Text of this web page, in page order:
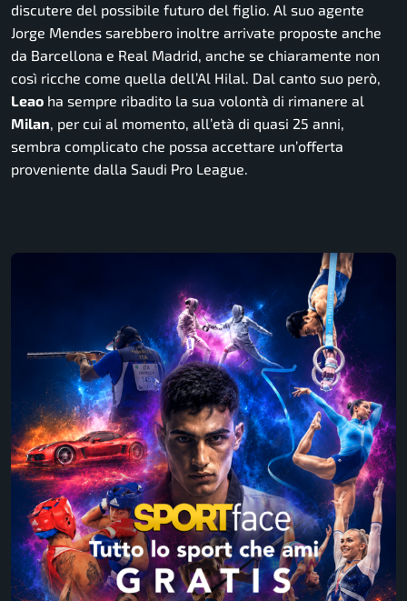
discutere del possibile futuro del figlio. Al suo agente
Jorge Mendes sarebbero inoltre arrivate proposte anche
da Barcellona e Real Madrid, anche se chiaramente non
così ricche come quella dell’Al Hilal. Dal canto suo però,
Leao ha sempre ribadito la sua volontà di rimanere al
Milan, per cui al momento, all’età di quasi 25 anni,
sembra complicato che possa accettare un’offerta
proveniente dalla Saudi Pro League.